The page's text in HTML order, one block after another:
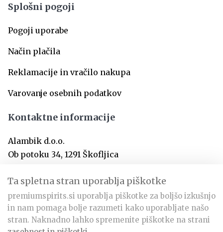
Splošni pogoji
Pogoji uporabe
Način plačila
Reklamacije in vračilo nakupa
Varovanje osebnih podatkov
Kontaktne informacije
Alambik d.o.o.
Ob potoku 34, 1291 Škofljica
info@premiumspirits.si
+386 31 366 797
Ta spletna stran uporablja piškotke
premiumspirits.si uporablja piškotke za boljšo izkušnjo
in nam pomaga bolje razumeti kako uporabljate našo
stran. Naknadno lahko spremenite piškotke na strani